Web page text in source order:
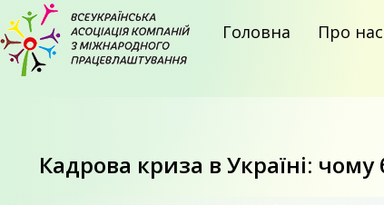
Головна Про нас
Кадрова криза в Україні: